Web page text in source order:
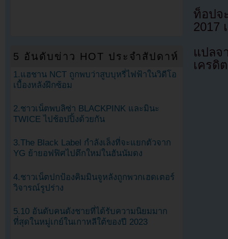
ท็อปจ
2017
แปล
เครดิ
5 อันดับข่าว HOT ประจำสัปดาห์
1.แฮชาน NCT ถูกพบว่าสูบบุหรี่ไฟฟ้าในวิดีโอ
เบื้องหลังฝึกซ้อม
2.ชาวเน็ตพบลิซ่า BLACKPINK และมินะ
TWICE ไปช้อปปิ้งด้วยกัน
3.The Black Label กำลังเล็งที่จะแยกตัวจาก
YG ย้ายอฟฟิศไปตึกใหม่ในฮันนัมดง
4.ชาวเน็ตปกป้องคิมมินจูหลังถูกพวกเฮดเตอร์
วิจารณ์รูปร่าง
5.10 อันดับคนดังชายที่ได้รับความนิยมมาก
ที่สุดในหมู่เกย์ในเกาหลีใต้ของปี 2023